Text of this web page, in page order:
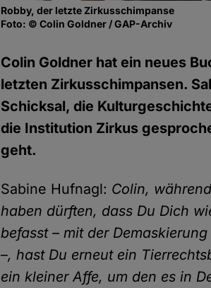
Robby, der letzte Zirkusschimpanse
Foto: © Colin Goldner / GAP-Archiv
Colin Goldner hat ein neues
letzten Zirkusschimpansen.
Schicksal, die
die Institution Zirkus
geht.
Sabine Hufnagl: Colin,
haben dürften, dass Du Dich
befasst – mit der
–, hast Du erneut ein
ein kleiner Affe, um den es in